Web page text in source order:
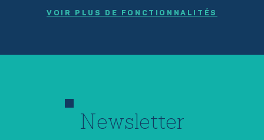
VOIR PLUS DE FONCTIONNALITÉS
Newsletter